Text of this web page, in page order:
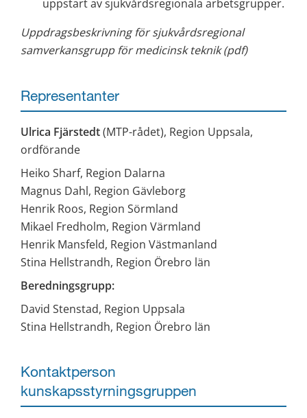
uppstart av sjukvårdsregionala arbetsgrupper.
Uppdragsbeskrivning för sjukvårdsregional
samverkansgrupp för medicinsk teknik (pdf)
Representanter
Ulrica Fjärstedt (MTP-rådet), Region Uppsala,
ordförande
Heiko Sharf, Region Dalarna
Magnus Dahl, Region Gävleborg
Henrik Roos, Region Sörmland
Mikael Fredholm, Region Värmland
Henrik Mansfeld, Region Västmanland
Stina Hellstrandh, Region Örebro län
Beredningsgrupp:
David Stenstad, Region Uppsala
Stina Hellstrandh, Region Örebro län
Kontaktperson
kunskapsstyrningsgruppen